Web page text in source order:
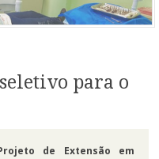
para o
de Extensão em